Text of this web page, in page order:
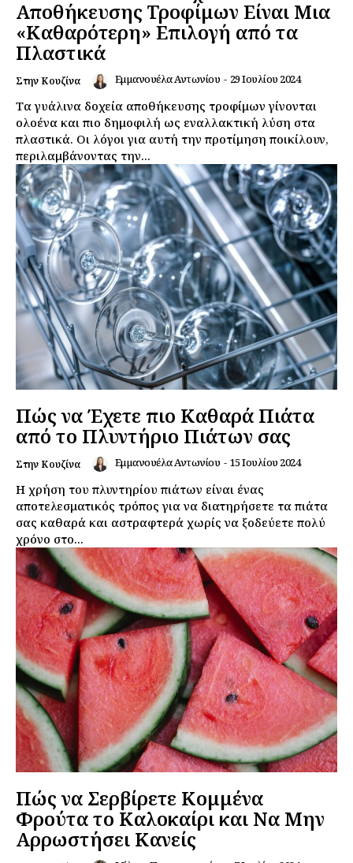
Αποθήκευσης Τροφίμων Είναι Μια
«Καθαρότερη» Επιλογή από τα
Πλαστικά
Στην Κουζίνα Εμμανουέλα Αντωνίου - 29 Ιουλίου 2024
Τα γυάλινα δοχεία αποθήκευσης τροφίμων γίνονται
ολοένα και πιο δημοφιλή ως εναλλακτική λύση στα
πλαστικά. Οι λόγοι για αυτή την προτίμηση ποικίλουν,
περιλαμβάνοντας την...
Πώς να Έχετε πιο Καθαρά Πιάτα
από το Πλυντήριο Πιάτων σας
Στην Κουζίνα Εμμανουέλα Αντωνίου - 15 Ιουλίου 2024
Η χρήση του πλυντηρίου πιάτων είναι ένας
αποτελεσματικός τρόπος για να διατηρήσετε τα πιάτα
σας καθαρά και αστραφτερά χωρίς να ξοδεύετε πολύ
χρόνο στο...
Πώς να Σερβίρετε Κομμένα
Φρούτα το Καλοκαίρι και Να Μην
Αρρωστήσει Κανείς